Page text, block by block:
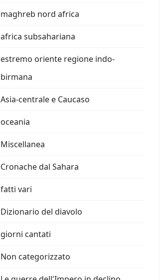
maghreb nord africa
africa subsahariana
estremo oriente regione indo-
birmana
Asia-centrale e Caucaso
oceania
Miscellanea
Cronache dal Sahara
fatti vari
Dizionario del diavolo
giorni cantati
Non categorizzato